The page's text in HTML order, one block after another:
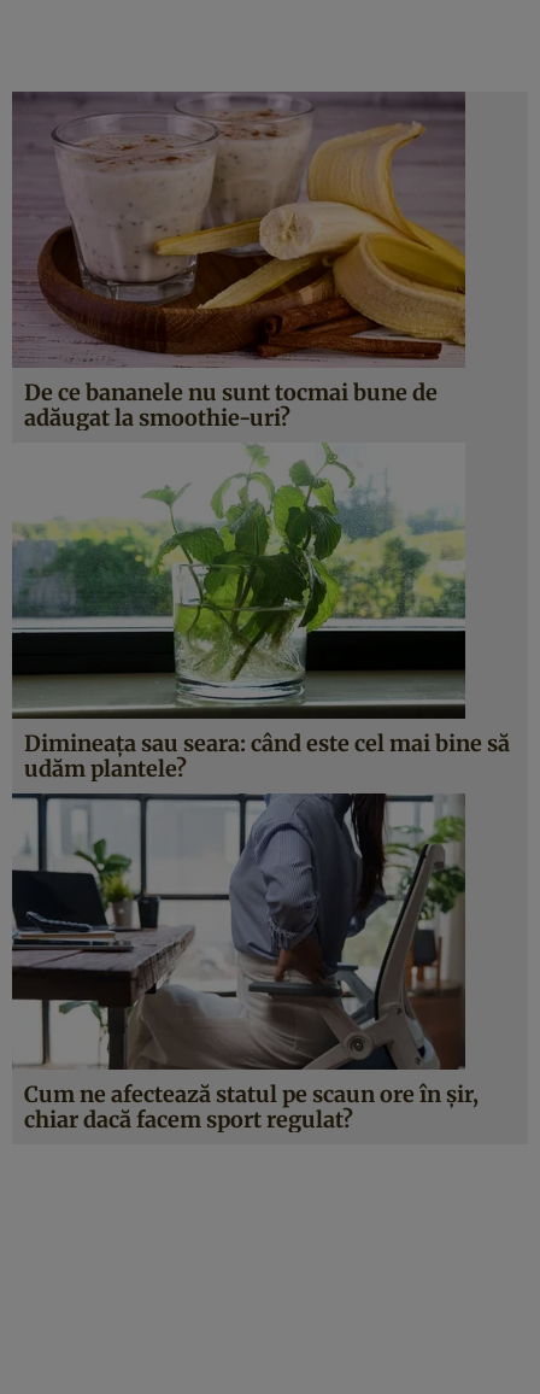
De ce bananele nu sunt tocmai bune de
adăugat la smoothie-uri?
Dimineața sau seara: când este cel mai bine să
udăm plantele?
Cum ne afectează statul pe scaun ore în șir,
chiar dacă facem sport regulat?